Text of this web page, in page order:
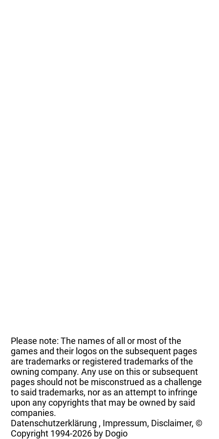
Please note: The names of all or most of the
games and their logos on the subsequent pages
are trademarks or registered trademarks of the
owning company. Any use on this or subsequent
pages should not be misconstrued as a challenge
to said trademarks, nor as an attempt to infringe
upon any copyrights that may be owned by said
companies.
Datenschutzerklärung , Impressum, Disclaimer, ©
Copyright 1994-2026 by Dogio